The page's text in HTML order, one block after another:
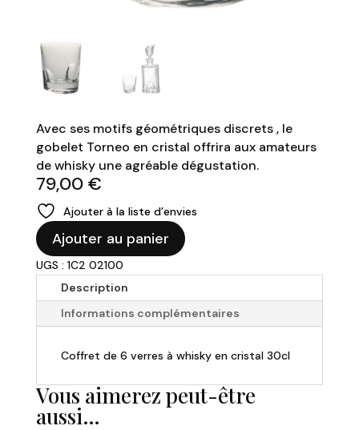
Avec ses motifs géométriques discrets , le
gobelet Torneo en cristal offrira aux amateurs
de whisky une agréable dégustation.
79,00 €
Ajouter à la liste d’envies
quantité
de
Coffret
6
verres
Whisky
Torneo
Ajouter au panier
UGS : 1C2 02100
Description
Informations complémentaires
Coffret de 6 verres à whisky en cristal 30cl
Vous aimerez peut-être
aussi…